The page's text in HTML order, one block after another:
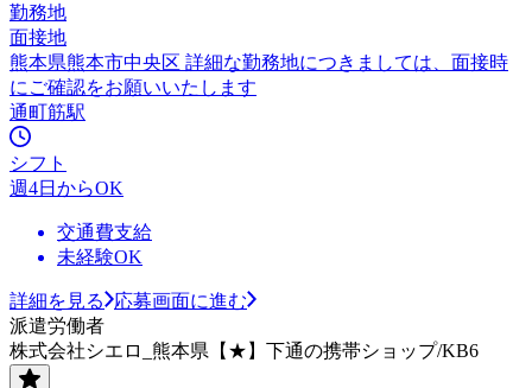
勤務地
面接地
熊本県熊本市中央区 詳細な勤務地につきましては、面接時
にご確認をお願いいたします
通町筋駅
シフト
週4日からOK
交通費支給
未経験OK
詳細を見る
応募画面に進む
派遣労働者
株式会社シエロ_熊本県【★】下通の携帯ショップ/KB6